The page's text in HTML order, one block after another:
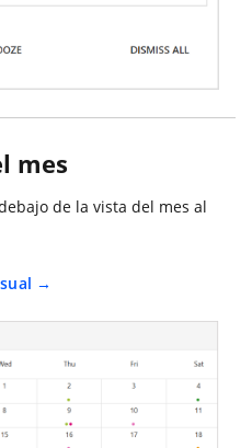
mes
de la vista del mes al